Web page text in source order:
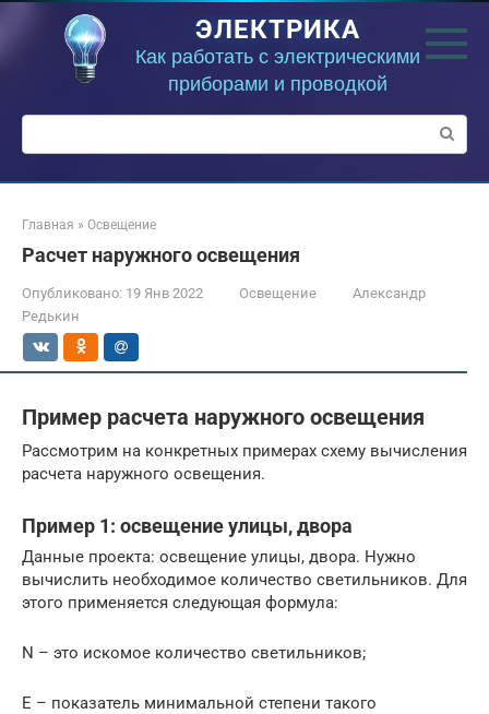
ЭЛЕКТРИКА
Как работать с электрическими
приборами и проводкой
Поиск:
Главная » Освещение
Расчет наружного освещения
Опубликовано: 19 Янв 2022 Освещение
Александр
Редькин
Пример расчета наружного освещения
Рассмотрим на конкретных примерах схему вычисления
расчета наружного освещения.
Пример 1: освещение улицы, двора
Данные проекта: освещение улицы, двора. Нужно
вычислить необходимое количество светильников. Для
этого применяется следующая формула:
N – это искомое количество светильников;
Е – показатель минимальной степени такого